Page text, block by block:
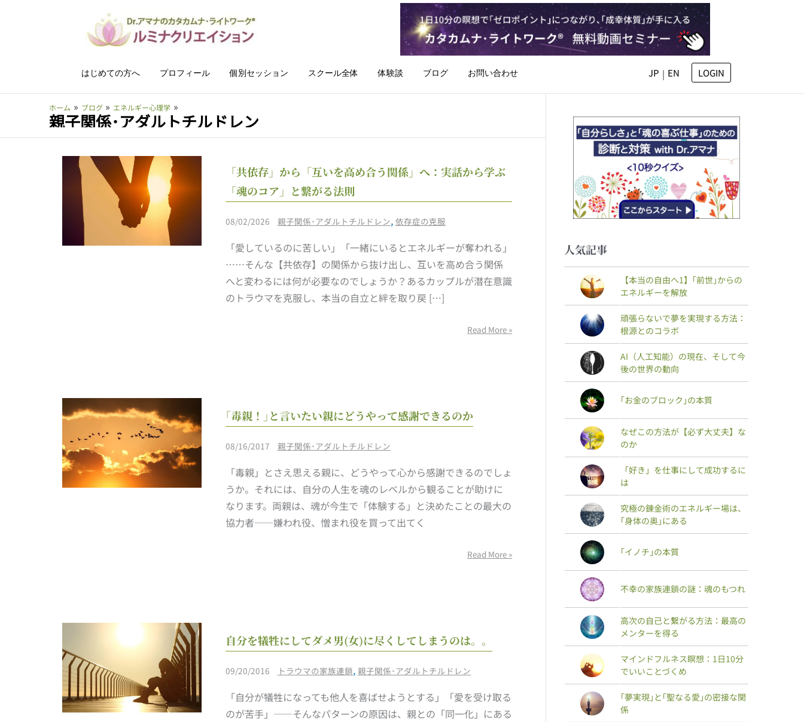
ッ
はじめての方へ プロフィール 個別セッション スクール全体 体験談 ブログ お問い合わせ JP | EN LOGIN
ホーム ブログ エネルギー心理学
親子関係･アダルトチルドレン
「共依存」から「互いを高め合う関係」へ：実話から学ぶ
「魂のコア」と繋がる法則
08/02/2026 親子関係･アダルトチルドレン, 依存症の克服
「愛しているのに苦しい」「一緒にいるとエネルギーが奪われる」
……そんな【共依存】の関係から抜け出し、互いを高め合う関係
へと変わるには何が必要なのでしょうか？あるカップルが潜在意識
のトラウマを克服し、本当の自立と絆を取り戻 […]
依
「互
い
を
合
実
学
コ
法
Read More »
｢毒親！｣と言いたい親にどうやって感謝できるのか
08/16/2017 親子関係･アダルトチルドレン
「毒親」とさえ思える親に、どうやって心から感謝できるのでしょ
うか。それには、自分の人生を魂のレベルから観ることが助けに
なります。両親は、魂が今生で「体験する」と決めたことの最大の
協力者——嫌われ役、憎まれ役を買って出てく
親！｣
い
た
い
ど
感
で
Read More »
自分を犠牲にしてダメ男(女)に尽くしてしまうのは。。
09/20/2016 トラウマの家族連鎖, 親子関係･アダルトチルドレン
「自分が犠牲になっても他人を喜ばせようとする」「愛を受け取る
のが苦手」——そんなパターンの原因は、親との「同一化」にある
分
牲
に
人気記事
【本当の自由へ1】｢前世｣からの
エネルギーを解放
頑張らないで夢を実現する方法：
根源とのコラボ
AI（人工知能）の現在、そして今
後の世界の動向
｢お金のブロック｣の本質
なぜこの方法が【必ず大丈夫】な
のか
「好き」を仕事にして成功するに
は
究極の錬金術のエネルギー場は、
｢身体の奥｣にある
｢イノチ｣の本質
不幸の家族連鎖の謎：魂のもつれ
高次の自己と繋がる方法：最高の
メンターを得る
マインドフルネス瞑想：1日10分
でいいことづくめ
｢夢実現｣と｢聖なる愛｣の密接な関
係